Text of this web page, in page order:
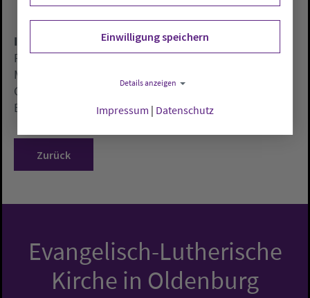
Info
Friedensmesse "The Armed Man" ("Der bewaffnete
Mensch") am Sonntag, 13. November, ab 11 Uhr im
Gottesdienst der evangelischen Friedenskirche
Bremen.
Zurück
Evangelisch-Lutherische
Kirche in Oldenburg
Einwilligung speichern
Details anzeigen
Impressum | Datenschutz